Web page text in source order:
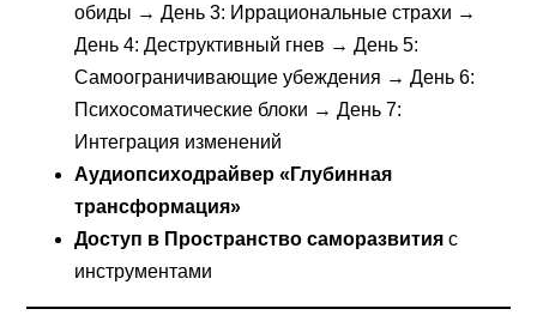
обиды → День 3: Иррациональные страхи →
День 4: Деструктивный гнев → День 5:
Самоограничивающие убеждения → День 6:
Психосоматические блоки → День 7:
Интеграция изменений
Аудиопсиходрайвер «Глубинная
трансформация»
Доступ в Пространство саморазвитияс
инструментами